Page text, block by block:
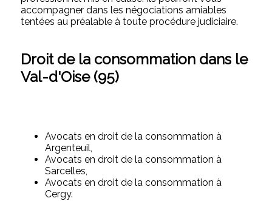
accompagner dans les négociations amiables
tentées au préalable à toute procédure judiciaire.
Droit de la consommation dans le
Val-d'Oise (95)
Avocats en droit de la consommation à
Argenteuil,
Avocats en droit de la consommation à
Sarcelles,
Avocats en droit de la consommation à
Cergy.